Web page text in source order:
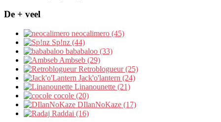
De + veel
neocalimero (45)
Sp!nz (44)
bababaloo (33)
Ambseb (29)
Retroblogueur (25)
Jack'o'lantern (24)
Linanounette (21)
cocole (20)
DIlanNoKaze (17)
Raddai (16)